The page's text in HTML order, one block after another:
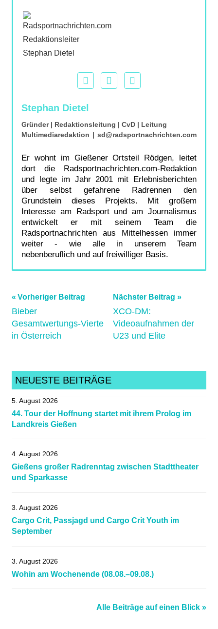
Stephan Dietel
Gründer | Redaktionsleitung | CvD | Leitung
Multimediaredaktion | sd@radsportnachrichten.com
Er wohnt im Gießener Ortsteil Rödgen, leitet
dort die Radsportnachrichten.com-Redaktion
und legte im Jahr 2001 mit Erlebnisberichten
über selbst gefahrene Radrennen den
Grundstein dieses Projekts. Mit großem
Interesse am Radsport und am Journalismus
entwickelt er mit seinem Team die
Radsportnachrichten aus Mittelhessen immer
weiter - wie alle in unserem Team
nebenberuflich und auf freiwilliger Basis.
Schlagwörter:
crosscountry
deltabike,
deutschemeisterschaft
gedern,
Mittelhessen
mondrakerockets
Radsportnachrichten
rueckblick_020622
seanfeldhaus
tobiaseise
Beitragsnavigation
Vorheriger Beitrag
Bieber
Gesamtwertungs-Vierte
in Österreich
Nächster Beitrag
XCO-DM:
Videoaufnahmen der
U23 und Elite
NEUESTE BEITRÄGE
5. August 2026
44. Tour der Hoffnung startet mit ihrem Prolog im
Landkreis Gießen
4. August 2026
Gießens großer Radrenntag zwischen Stadttheater
und Sparkasse
3. August 2026
Cargo Crit, Passjagd und Cargo Crit Youth im
September
3. August 2026
Wohin am Wochenende (08.08.–09.08.)
Alle Beiträge auf einen Blick »